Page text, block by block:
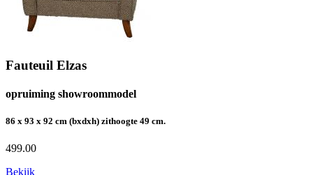
Fauteuil Elzas
opruiming showroommodel
86 x 93 x 92 cm (bxdxh) zithoogte 49 cm.
499.00
Bekijk